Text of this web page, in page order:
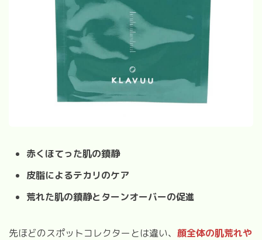
赤くほてった肌の鎮静
皮脂によるテカリのケア
荒れた肌の鎮静とターンオーバーの促進
先ほどのスポットコレクターとは違い、 顔全体の肌荒れや